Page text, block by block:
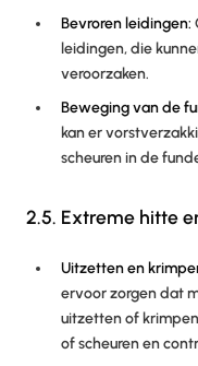
Bevroren leidingen:
leidingen, die
veroorzaken.
Beweging van de
kan er
scheuren in de
2.5. Extreme hitte
Uitzetten en
ervoor zorgen dat
uitzetten of
of scheuren en